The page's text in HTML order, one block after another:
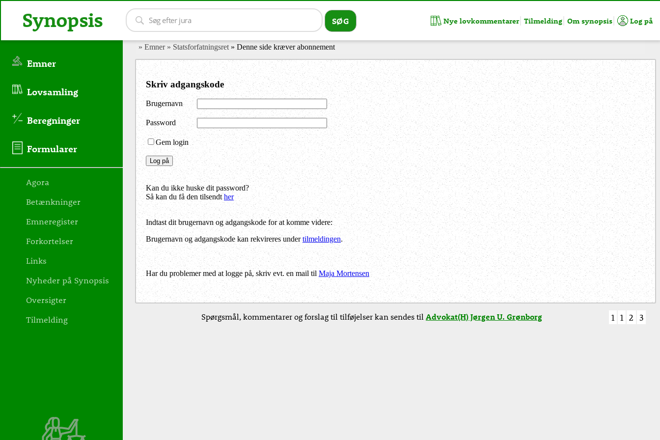
» Emner » Statsforfatningsret » Denne side kræver abonnement
Skriv adgangskode
Brugernavn
Password
Gem login
Kan du ikke huske dit password?
Så kan du få den tilsendther
Indtast dit brugernavn og adgangskode for at komme videre:
Brugernavn og adgangskode kan rekvireres undertilmeldingen.
Har du problemer med at logge på, skriv evt. en mail tilMaja Mortensen
Emner
Lovsamling
Beregninger
Formularer
Agora
Betænkninger
Emneregister
Forkortelser
Links
Nyheder på Synopsis
Oversigter
Tilmelding
Synopsis Nye lovkommentarer Tilmelding Om synopsis Log på
Spørgsmål, kommentarer og forslag til tilføjelser kan sendes tilAdvokat(H) Jørgen U. Grønborg 1 1 2 3